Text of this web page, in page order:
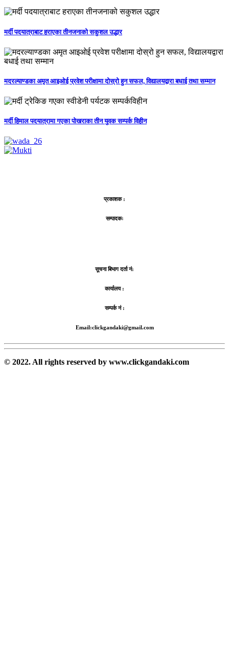
मर्दी पदयात्राबाट हराएका तीनजनाको सकुशल उद्धार
मदरल्याण्डका अमृत आइओई प्रवेश परीक्षामा दोस्रो हुन सफल, विद्यालयद्वारा बधाई तथा सम्मान
मर्दी हिमाल पदयात्रामा गएका पोखराका तीन युवक सम्पर्क विहीन
प्रकाशक :
सम्पादकः
सूचना बिभाग दर्ता नं:
कार्यालय :
सम्पर्क नं :
Email:clickgandaki@gmail.com
© 2022. All rights reserved by www.clickgandaki.com